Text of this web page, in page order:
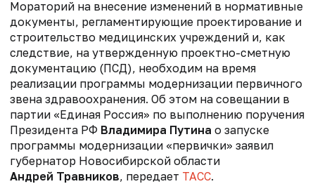
Мораторий на внесение изменений в нормативные
документы, регламентирующие проектирование и
строительство медицинских учреждений и, как
следствие, на утвержденную проектно-сметную
документацию (ПСД), необходим на время
реализации программы модернизации первичного
звена здравоохранения. Об этом на совещании в
партии «Единая Россия» по выполнению поручения
Президента РФ Владимира Путина о запуске
программы модернизации «первички» заявил
губернатор Новосибирской области
Андрей Травников, передает ТАСС.